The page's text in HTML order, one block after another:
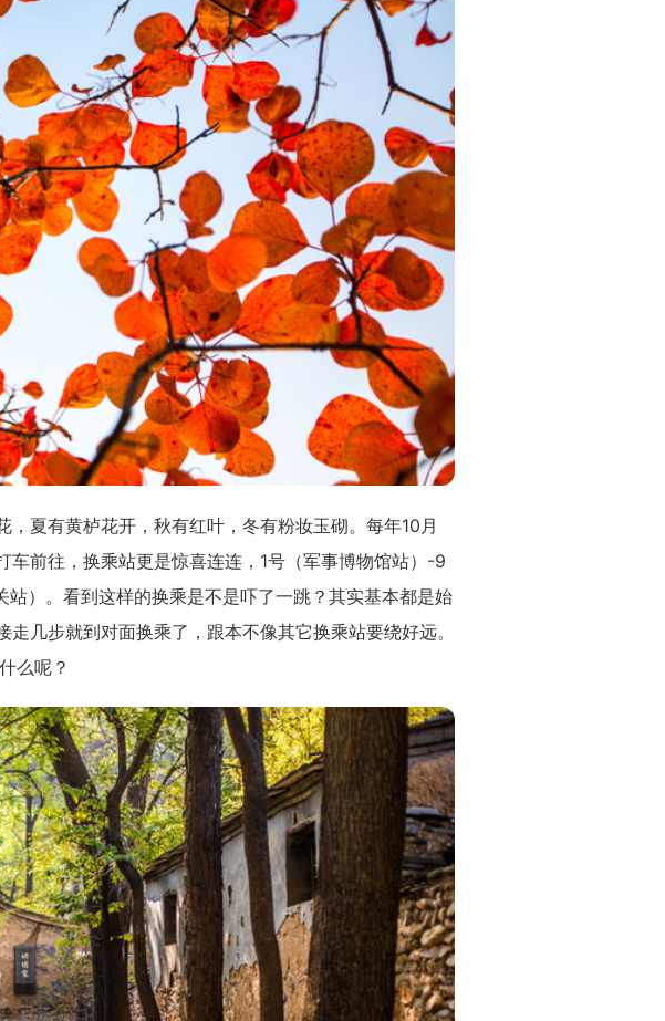
夏有黄栌花开，秋有红叶，冬有粉妆玉砌。每年10月
前往，换乘站更是惊喜连连，1号（军事博物馆站）-9
）。看到这样的换乘是不是吓了一跳？其实基本都是始
几步就到对面换乘了，跟本不像其它换乘站要绕好远。
么呢？